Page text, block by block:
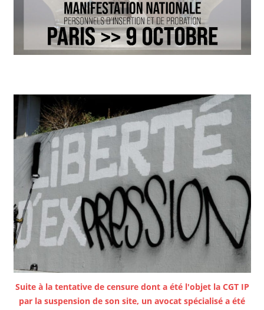
Suite à la tentative de censure dont a été l'objet la CGT IP
par la suspension de son site, un avocat spécialisé a été